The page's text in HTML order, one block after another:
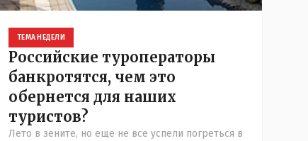
ТЕМА НЕДЕЛИ
Российские туроператоры
банкротятся, чем это
обернется для наших
туристов?
Лето в зените, но еще не все успели погреться в